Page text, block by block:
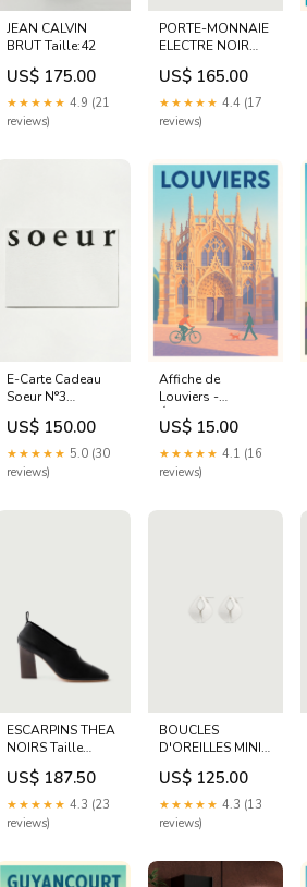
JEAN CALVIN
BRUT Taille:42
US$ 175.00
★★★★★ 4.9 (21
reviews)
PORTE-MONNAIE
ELECTRE NOIR
hexa#A8603F
US$ 165.00
★★★★★ 4.4 (17
reviews)
E-Carte Cadeau
Soeur N°3
SEOVESTESPRINTEMPS
US$ 150.00
★★★★★ 5.0 (30
reviews)
Affiche de
Louviers -
Élégance
gothique au cœur
de la ville
Cadre:Cadre Bois
US$ 15.00
★★★★★ 4.1 (16
reviews)
ESCARPINS THEA
NOIRS Taille
chaussures:37
US$ 187.50
★★★★★ 4.3 (23
reviews)
BOUCLES
D'OREILLES MINI
ARGENT Taille:TU
US$ 125.00
★★★★★ 4.3 (13
reviews)